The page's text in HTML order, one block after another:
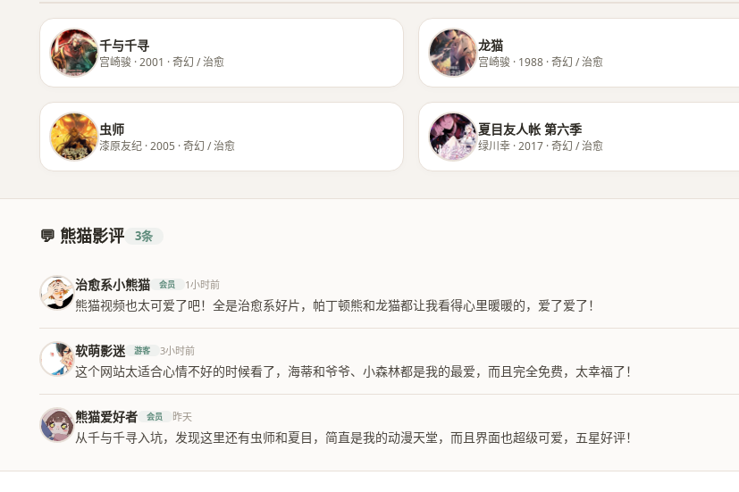
千与千寻
宫崎骏 · 2001 · 奇幻 / 治愈
龙猫
宫崎骏 · 1988 · 奇幻 / 治愈
虫师
漆原友纪 · 2005 · 奇幻 / 治愈
夏目友人帐 第六季
绿川幸 · 2017 · 奇幻 / 治愈
💬 熊猫影评 3条
治愈系小熊猫 会员 1小时前
熊猫视频也太可爱了吧！全是治愈系好片，帕丁顿熊和龙猫都让我看得心里暖暖的，爱了爱了！
软萌影迷 游客 3小时前
这个网站太适合心情不好的时候看了，海蒂和爷爷、小森林都是我的最爱，而且完全免费，太幸福了！
熊猫爱好者 会员 昨天
从千与千寻入坑，发现这里还有虫师和夏目，简直是我的动漫天堂，而且界面也超级可爱，五星好评！